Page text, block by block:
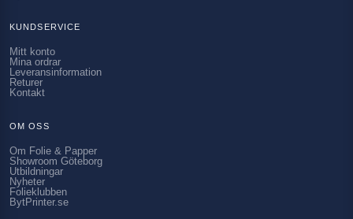
KUNDSERVICE
Mitt konto
Mina ordrar
Leveransinformation
Returer
Kontakt
OM OSS
Om Folie & Papper
Showroom Göteborg
Utbildningar
Nyheter
Folieklubben
BytPrinter.se